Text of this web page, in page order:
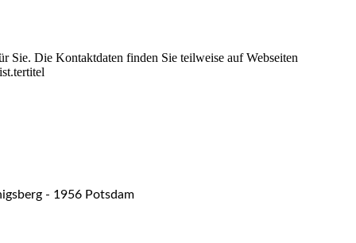
Sie. Die Kontaktdaten finden Sie teilweise auf Webseiten
- 1956 Potsdam